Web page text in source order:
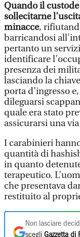
Quando il
sollecitarne
minacce,
barricandosi
pertanto un
identificare
presenza dei
lasciando la
porta d’ingresso
dileguarsi
quale era stato
assicurarsi una
I carabinieri
quantità di
in quanto
terapeutico.
che presentava
restituito al
Non lasciare
scegli Gazzetta di